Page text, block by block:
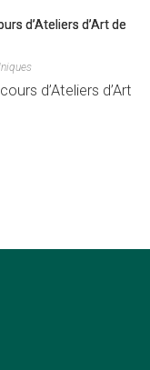
d’Ateliers d’Art